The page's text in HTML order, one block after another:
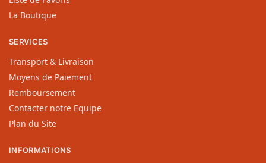
La Boutique
SERVICES
Transport & Livraison
Moyens de Paiement
Remboursement
Contacter notre Equipe
Plan du Site
INFORMATIONS